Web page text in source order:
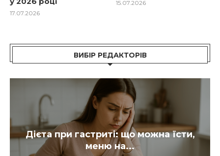
17.07.2026
15.07.2026
ВИБІР РЕДАКТОРІВ
Антидепресанти: що це таке, як
діють, хто призначає...